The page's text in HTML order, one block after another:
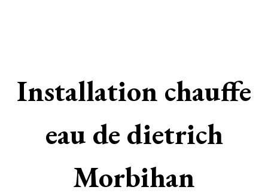
Installation chauffe
eau de dietrich
Morbihan